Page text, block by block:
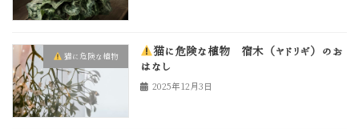
猫に危険な植物
猫に危険な植物 宿木（ヤドリギ）のお
はなし
2025年12月3日